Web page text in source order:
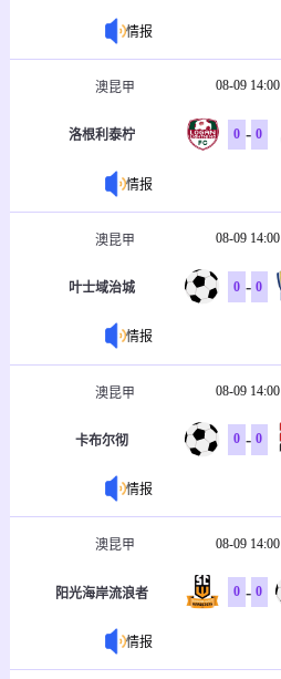
情报
澳昆甲 08-09 14:00
洛根利泰柠 0 - 0
情报
澳昆甲 08-09 14:00
叶士域治城 0 - 0
情报
澳昆甲 08-09 14:00
卡布尔彻 0 - 0
情报
澳昆甲 08-09 14:00
阳光海岸流浪者 0 - 0
情报